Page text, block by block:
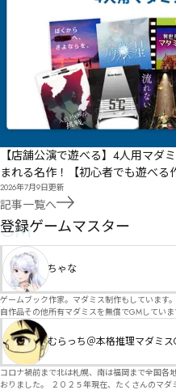
【店舗公演で遊べる】4人用マダ
まれる名作！【初心者でも遊べる
2026年7月9日更新
記事一覧へ
GM
登録ゲームマスター
ちゃな
ゲームブック作家。マダミス制作もしています
自作品その他所有マダミスを無償でGMしてい
ぞ。
むらっち＠本格推理マダミス
コロナ禍前まで北は札幌、南は福岡まで全国各
おりました。 ２０２５年現在、たくさんのマダミスシナリオが増えました。 エモい物語体験重視の